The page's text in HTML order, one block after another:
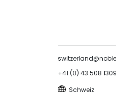
+41 (0) 43 508 1309
Schweiz